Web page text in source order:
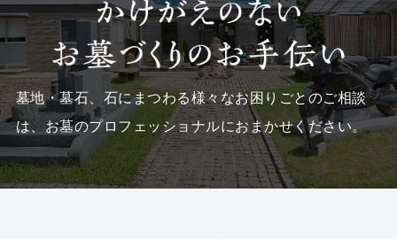
墓地・墓石、石にまつわる様々なお困りごとのご相談
は、お墓のプロフェッショナルにおまかせください。